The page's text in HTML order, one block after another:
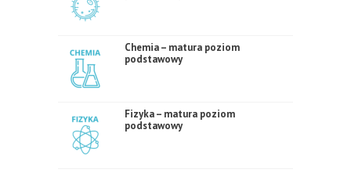
Chemia – matura poziom
podstawowy
Fizyka – matura poziom
podstawowy